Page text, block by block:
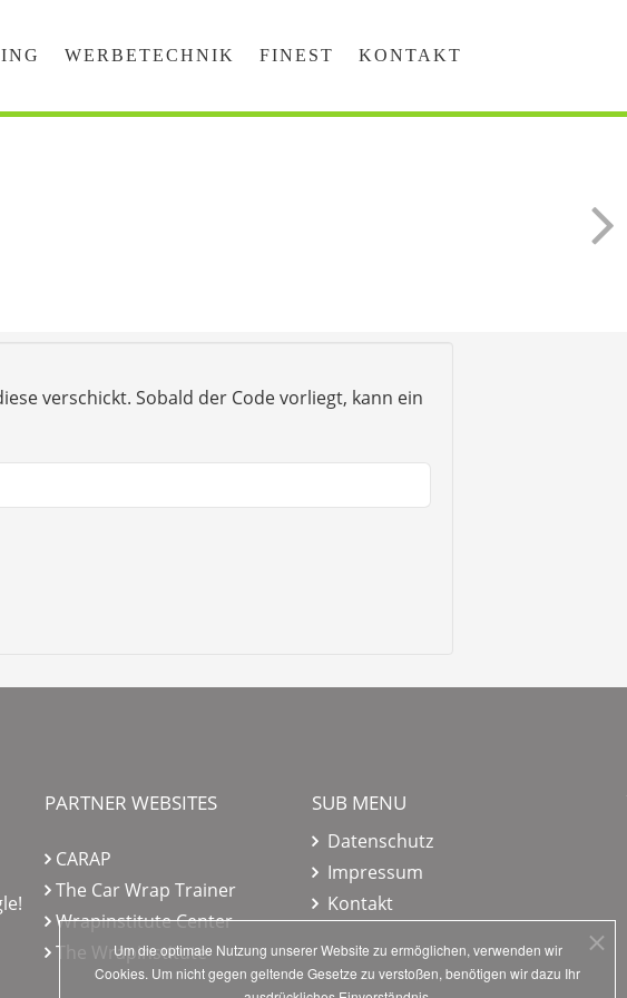
WERBETECHNIK FINEST KONTAKT
verschickt. Sobald der Code vorliegt, kann ein
PARTNER WEBSITES
CARAP
The Car Wrap Trainer
Wrapinstitute Center
The Wrapinstitute
SUB MENU
Datenschutz
Impressum
Kontakt
Um die optimale Nutzung unserer Website zu ermöglichen, verwenden wir
Cookies. Um nicht gegen geltende Gesetze zu verstoßen, benötigen wir dazu Ihr